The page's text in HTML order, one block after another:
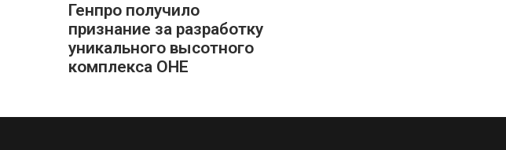
Генпро получило
признание за разработку
уникального высотного
комплекса ОНЕ